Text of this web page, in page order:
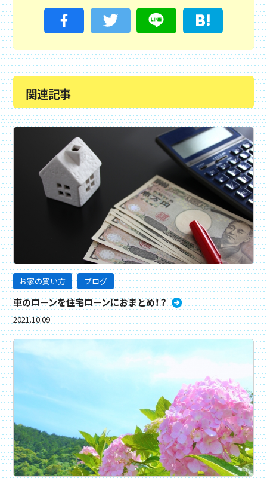
関連記事
お家の買い方 ブログ
車のローンを住宅ローンにおまとめ！？
2021.10.09